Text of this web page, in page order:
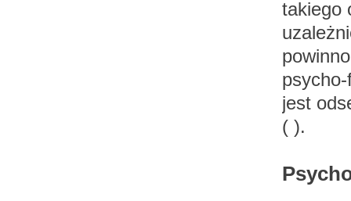
takiego
jest
( ).